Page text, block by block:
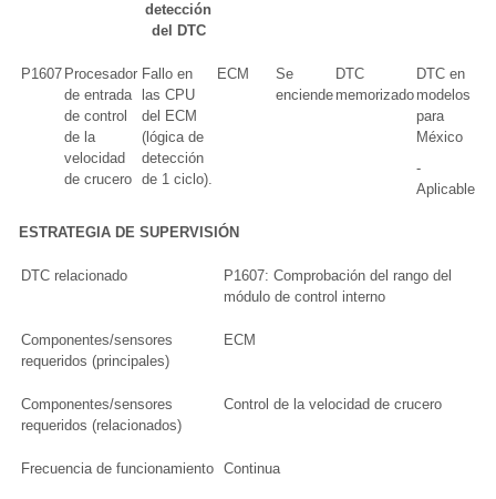
detección
del DTC
P1607 Procesador
de entrada
de control
de la
velocidad
de crucero
Fallo en
las CPU
del ECM
(lógica de
detección
de 1 ciclo).
ECM
Se
enciende
DTC
memorizado
DTC en
modelos
para
México
-
Aplicable
ESTRATEGIA DE SUPERVISIÓN
DTC relacionado
P1607: Comprobación del rango del
módulo de control interno
Componentes/sensores
requeridos (principales)
ECM
Componentes/sensores
requeridos (relacionados)
Control de la velocidad de crucero
Frecuencia de funcionamiento Continua